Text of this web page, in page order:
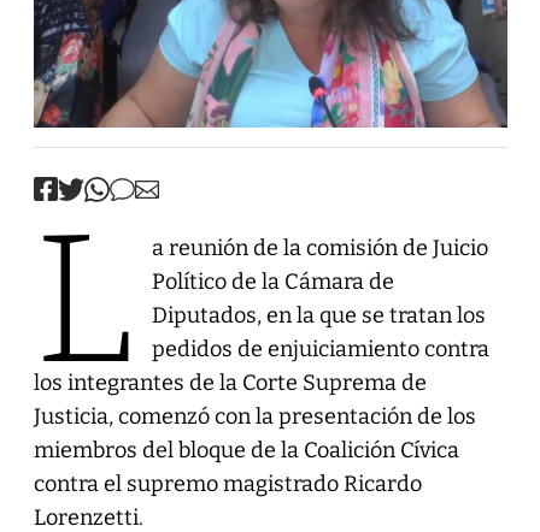
L
a reunión de la comisión de Juicio
Político de la Cámara de
Diputados, en la que se tratan los
pedidos de enjuiciamiento contra
los integrantes de la Corte Suprema de
Justicia, comenzó con la presentación de los
miembros del bloque de la Coalición Cívica
contra el supremo magistrado Ricardo
Lorenzetti.